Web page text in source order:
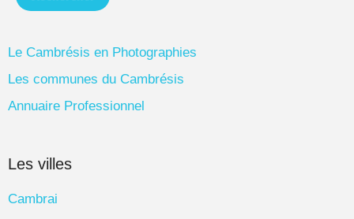
Le Cambrésis en Photographies
Les communes du Cambrésis
Annuaire Professionnel
Les villes
Cambrai